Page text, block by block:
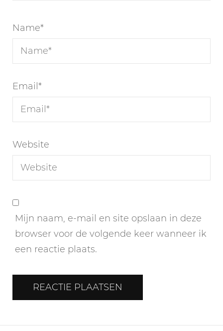
Name*
Email *
Website
Mijn naam, e-mail en site opslaan in deze
browser voor de volgende keer wanneer ik
een reactie plaats.